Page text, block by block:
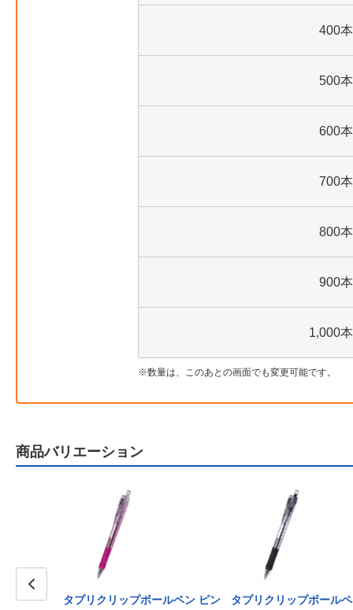
400本
500本
600本
700本
800本
900本
1,000本
数量は、このあとの画面でも変更可能です。
商品バリエーション
ペン ライ
タプリクリップボールペン ピン
タプリクリップボール